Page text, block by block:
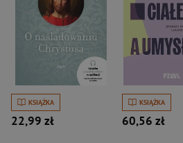
KSIĄŻKA
22,99 zł
KSIĄŻKA
60,56 zł